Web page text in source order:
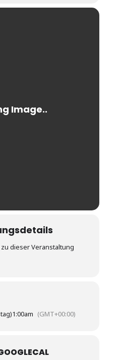
dieser Veranstaltung
1:00am (GMT+00:00)